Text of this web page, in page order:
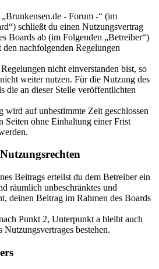
- Forum -“ (im
schließt du einen Nutzungsvertrag
Boards ab (im Folgenden „Betreiber“)
nachfolgenden Regelungen
nicht einverstanden bist, so
weiter nutzen. Für die Nutzung des
die an dieser Stelle veröffentlichten
wird auf unbestimmte Zeit geschlossen
Seiten ohne Einhaltung einer Frist
Beitrags erteilst du dem Betreiber ein
räumlich unbeschränktes und
deinen Beitrag im Rahmen des Boards
Punkt 2, Unterpunkt a bleibt auch
bestehen.